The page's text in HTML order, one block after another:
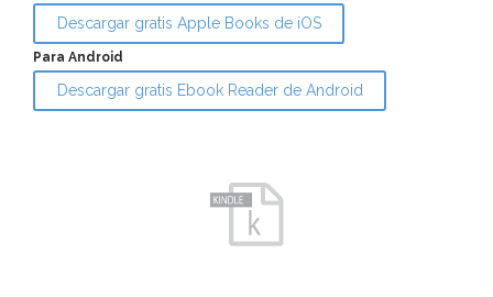
Descargar gratis Apple Books de iOS
Para Android
Descargar gratis Ebook Reader de Android